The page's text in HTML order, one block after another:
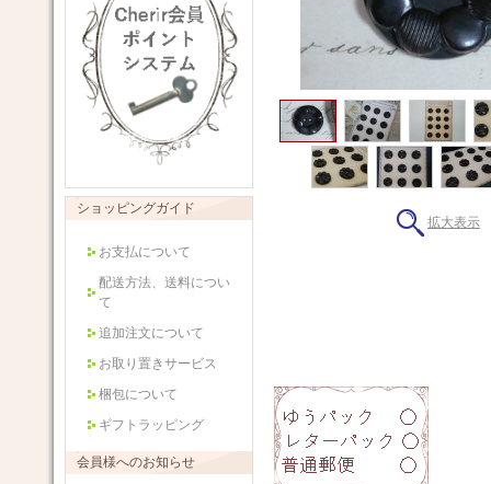
ショッピングガイド
お支払について
配送方法、送料につい
て
追加注文について
お取り置きサービス
梱包について
ギフトラッピング
会員様へのお知らせ
拡大表示